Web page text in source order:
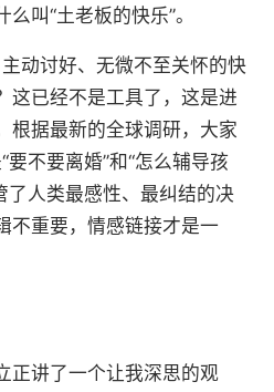
叫“土老板的快乐”。
动讨好、无微不至关怀的快
这已经不是工具了，这是进
根据最新的全球调研，大家
不要离婚”和“怎么辅导孩
了人类最感性、最纠结的决
不重要，情感链接才是一
正讲了一个让我深思的观